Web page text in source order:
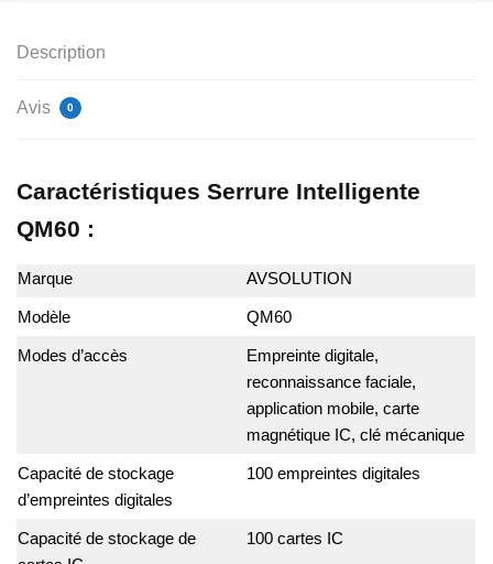
Description
Avis 0
Caractéristiques Serrure Intelligente
QM60 :
Marque AVSOLUTION
Modèle QM60
Modes d’accès
Empreinte digitale,
reconnaissance faciale,
application mobile, carte
magnétique IC, clé mécanique
Capacité de stockage
d’empreintes digitales
100 empreintes digitales
Capacité de stockage de
100 cartes IC